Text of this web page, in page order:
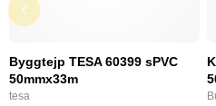
Byggtejp TESA 60399 sPVC
50mmx33m
tesa